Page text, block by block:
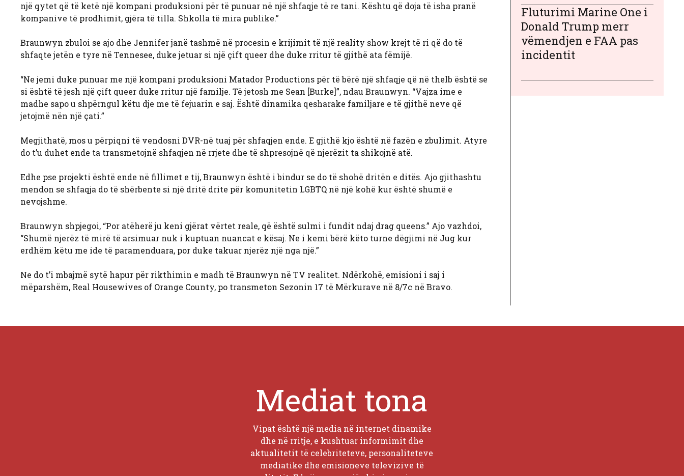
një qytet që të ketë një kompani produksioni për të punuar në një shfaqje të re tani. Kështu që doja të isha pranë
kompanive të prodhimit, gjëra të tilla. Shkolla të mira publike.”
Braunwyn zbuloi se ajo dhe Jennifer janë tashmë në procesin e krijimit të një reality show krejt të ri që do të
shfaqte jetën e tyre në Tennesee, duke jetuar si një çift queer dhe duke rritur të gjithë ata fëmijë.
“Ne jemi duke punuar me një kompani produksioni Matador Productions për të bërë një shfaqje që në thelb është se
si është të jesh një çift queer duke rritur një familje. Të jetosh me Sean [Burke]”, ndau Braunwyn. “Vajza ime e
madhe sapo u shpërngul këtu dje me të fejuarin e saj. Është dinamika qesharake familjare e të gjithë neve që
jetojmë nën një çati.”
Megjithatë, mos u përpiqni të vendosni DVR-në tuaj për shfaqjen ende. E gjithë kjo është në fazën e zbulimit. Atyre
do t’u duhet ende ta transmetojnë shfaqjen në rrjete dhe të shpresojnë që njerëzit ta shikojnë atë.
Edhe pse projekti është ende në fillimet e tij, Braunwyn është i bindur se do të shohë dritën e ditës. Ajo gjithashtu
mendon se shfaqja do të shërbente si një dritë drite për komunitetin LGBTQ në një kohë kur është shumë e
nevojshme.
Braunwyn shpjegoi, “Por atëherë ju keni gjërat vërtet reale, që është sulmi i fundit ndaj drag queens.” Ajo vazhdoi,
“Shumë njerëz të mirë të arsimuar nuk i kuptuan nuancat e kësaj. Ne i kemi bërë këto turne dëgjimi në Jug kur
erdhëm këtu me ide të paramenduara, por duke takuar njerëz një nga një.”
Ne do t’i mbajmë sytë hapur për rikthimin e madh të Braunwyn në TV realitet. Ndërkohë, emisioni i saj i
mëparshëm, Real Housewives of Orange County, po transmeton Sezonin 17 të Mërkurave në 8/7c në Bravo.
Fluturimi Marine One i
Donald Trump merr
vëmendjen e FAA pas
incidentit
Mediat tona
Vipat është një media në internet dinamike
dhe në rritje, e kushtuar informimit dhe
aktualitetit të celebriteteve, personaliteteve
mediatike dhe emisioneve televizive të